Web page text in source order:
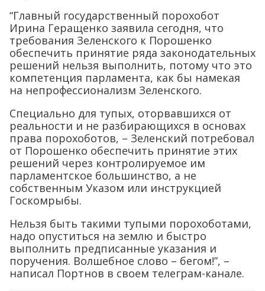
“Главный государственный порохобот
Ирина Геращенко заявила сегодня, что
требования Зеленского к Порошенко
обеспечить принятие ряда законодательных
решений нельзя выполнить, потому что это
компетенция парламента, как бы намекая
на непрофессионализм Зеленского.
Специально для тупых, оторвавшихся от
реальности и не разбирающихся в основах
права порохоботов, – Зеленский потребовал
от Порошенко обеспечить принятие этих
решений через контролируемое им
парламентское большинство, а не
собственным Указом или инструкцией
Госкомрыбы.
Нельзя быть такими тупыми порохоботами,
надо опуститься на землю и быстро
выполнить предписанные указания и
поручения. Волшебное слово – бегом!”, –
написал Портнов в своем телеграм-канале.